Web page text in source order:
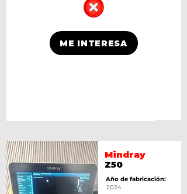
ME INTERESA
Mindray
Z50
Año de fabricación:
2024